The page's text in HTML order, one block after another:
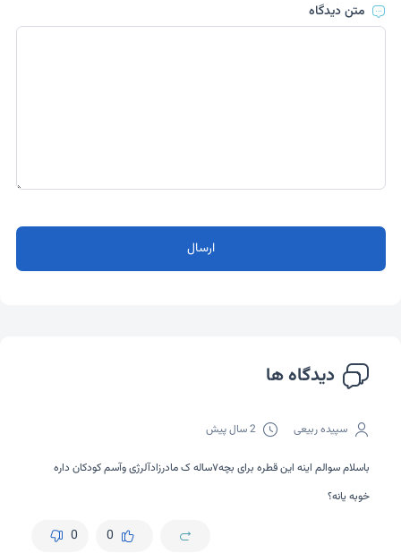
متن دیدگاه
ارسال
دیدگاه ها
سپیده ربیعی 2 سال پیش
باسلام سوالم اینه این قطره برای بچه۷ساله ک مادرزادآلرژی وآسم کودکان داره
خوبه یانه؟
0
0